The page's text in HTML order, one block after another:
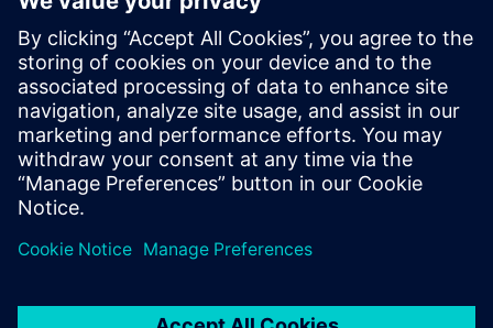
conférencier
SIEMENS DIGITAL INDUSTRIES SOFTWARE
François Gerard
Directeur du développement des services
d’ingénierie